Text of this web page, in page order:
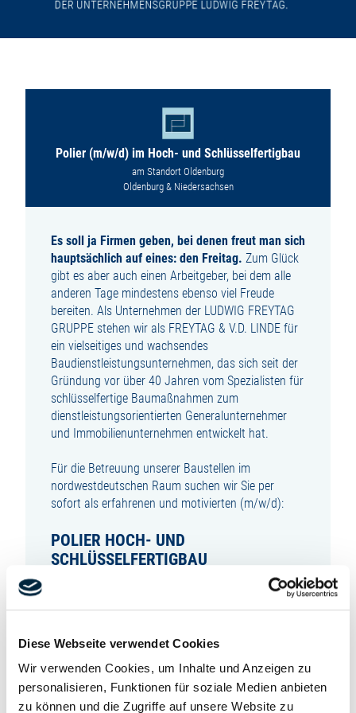
Diese Webseite verwendet Cookies
Wir verwenden Cookies, um Inhalte und Anzeigen zu
personalisieren, Funktionen für soziale Medien anbieten
zu können und die Zugriffe auf unsere Website zu
Polier (m/w/d) im Hoch- und Schlüsselfertigbau
am Standort Oldenburg
Oldenburg & Niedersachsen
Es soll ja Firmen geben, bei denen freut man sich
hauptsächlich auf eines: den Freitag. Zum Glück
gibt es aber auch einen Arbeitgeber, bei dem alle
anderen Tage mindestens ebenso viel Freude
bereiten. Als Unternehmen der LUDWIG FREYTAG
GRUPPE stehen wir als FREYTAG & V.D. LINDE für
ein vielseitiges und wachsendes
Baudienstleistungsunternehmen, das sich seit der
Gründung vor über 40 Jahren vom Spezialisten für
schlüsselfertige Baumaßnahmen zum
dienstleistungsorientierten Generalunternehmer
und Immobilienunternehmen entwickelt hat.
Für die Betreuung unserer Baustellen im
nordwestdeutschen Raum suchen wir Sie per
sofort als erfahrenen und motivierten (m/w/d):
POLIER HOCH- UND
SCHLÜSSELFERTIGBAU
zur unbefristeten Festanstellung in Vollzeit.
Unterstützung der Bauleiter bei der Planung,
Steuerung und Abwicklung schlüsselfertiger
Hochbauprojekte